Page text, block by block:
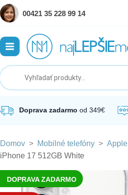
00421 35 228 99 14
Doprava zadarmo od 349€
Domov > Mobilné telefóny > Apple
iPhone 17 512GB White
DOPRAVA ZADARMO